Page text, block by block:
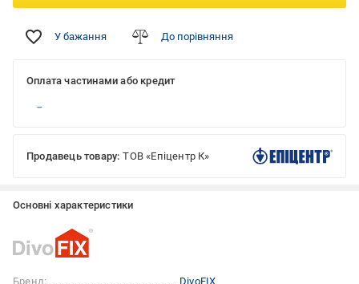
У бажання До порівняння
Оплата частинами або кредит
Продавець товару: ТОВ «Епіцентр К»
Основні характеристики
Бренд: DivoFIX